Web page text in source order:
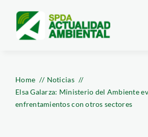
content
Home
Noticias
Elsa Galarza: Ministerio del Ambiente
enfrentamientos con otros sectores